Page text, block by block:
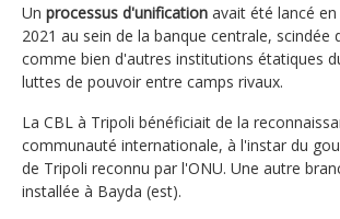
Un processus d'unification avait été lancé
2021 au sein de la banque centrale, scindée
comme bien d'autres institutions étatiques
luttes de pouvoir entre camps rivaux.
La CBL à Tripoli bénéficiait de la
communauté internationale, à l'instar du
de Tripoli reconnu par l'ONU. Une autre
installée à Bayda (est).